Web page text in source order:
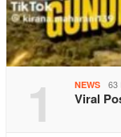
1 NEWS 63
Viral